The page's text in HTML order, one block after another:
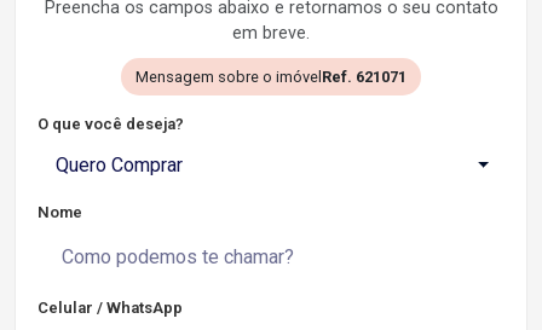
Preencha os campos abaixo e retornamos o seu contato
em breve.
Mensagem sobre o imóvel Ref. 621071
O que você deseja?
Quero Comprar
Nome
Celular / WhatsApp